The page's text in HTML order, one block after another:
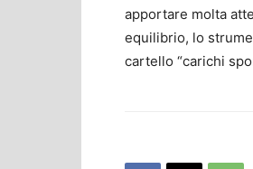
apportare molta
equilibrio, lo
cartello “carichi